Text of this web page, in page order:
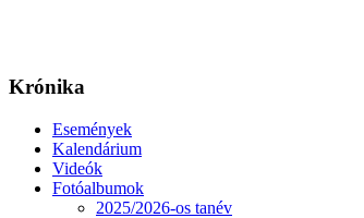
Krónika
Események
Kalendárium
Videók
Fotóalbumok
2025/2026-os tanév